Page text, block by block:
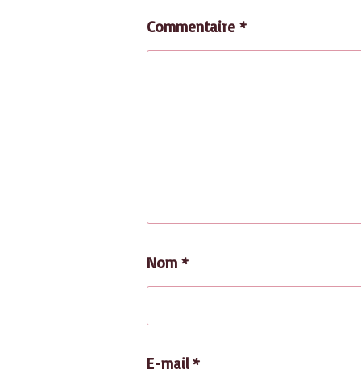
Commentaire*
Nom*
E-mail*